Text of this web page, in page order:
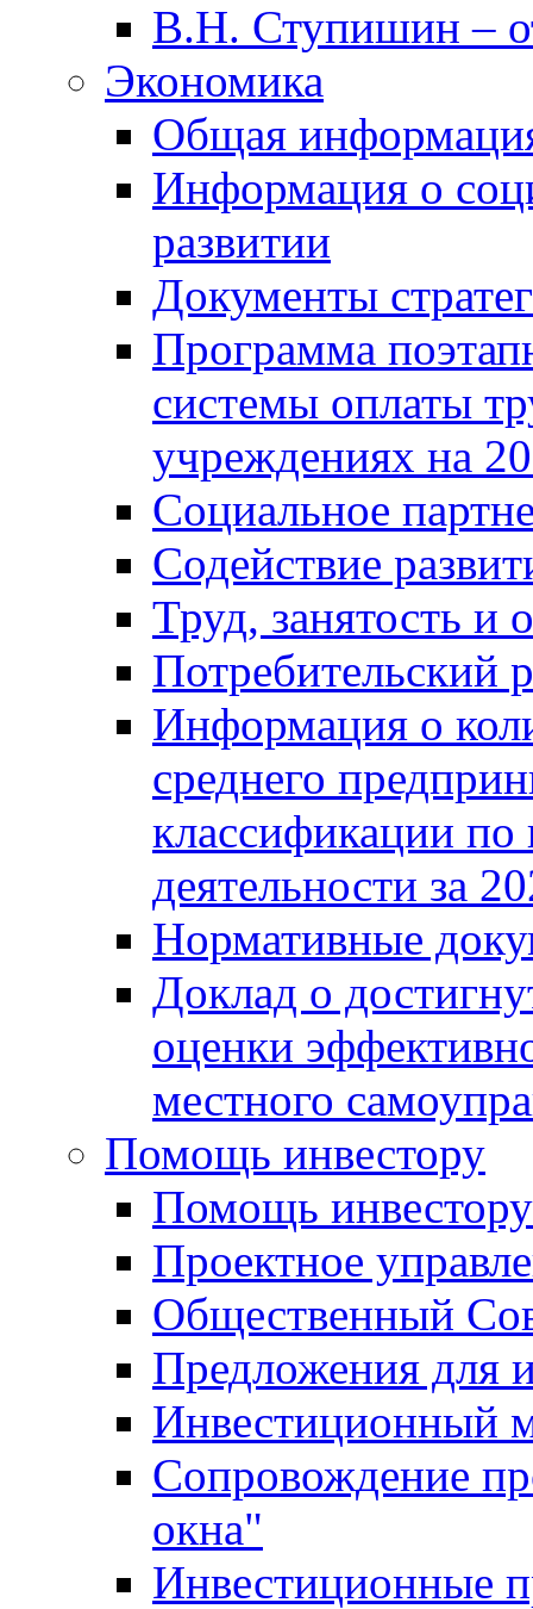
В.Н. Ступишин –
Экономика
Общая
Информация о
развитии
Документы
Программа
системы оплаты
учреждениях на
Социальное
Содействие
Труд, занятость и
Потребительский
Информация о
среднего
классификации
деятельности за
Нормативные
Доклад о
оценки
местного
Помощь инвестору
Помощь инвестору
Проектное
Общественный
Предложения для
Инвестиционный
Сопровождение
окна"
Инвестиционные